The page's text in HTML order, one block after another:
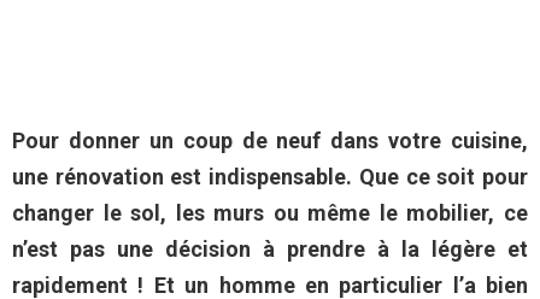
Pour donner un coup de neuf dans votre cuisine,
une rénovation est indispensable. Que ce soit pour
changer le sol, les murs ou même le mobilier, ce
n’est pas une décision à prendre à la légère et
rapidement ! Et un homme en particulier l’a bien